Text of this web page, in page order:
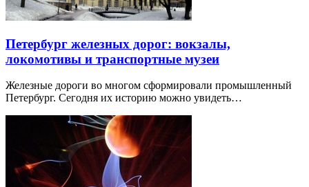
Петербург железных дорог: вокзалы,
локомотивы и транспортные музеи
Железные дороги во многом сформировали промышленный
Петербург. Сегодня их историю можно увидеть…